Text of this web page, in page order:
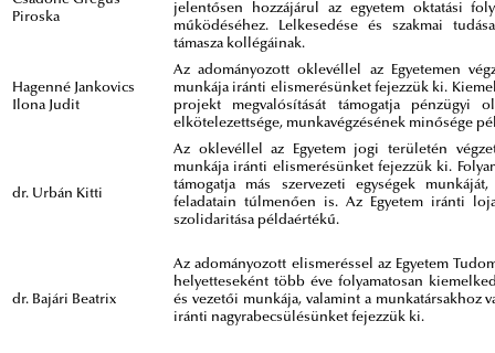
Piroska
jelentősen hozzájárul az egyetem oktatási
működéséhez. Lelkesedése és szakmai
támasza kollégáinak.
Hagenné Jankovics
Ilona Judit
Az adományozott oklevéllel az Egyetemen
munkája iránti elismerésünket fejezzük ki.
projekt megvalósítását támogatja pénzügyi
elkötelezettsége, munkavégzésének minősége
dr. Urbán Kitti
Az oklevéllel az Egyetem jogi területén
munkája iránti elismerésünket fejezzük ki.
támogatja más szervezeti egységek
feladatain túlmenően is. Az Egyetem iránti
szolidaritása példaértékű.
dr. Bajári Beatrix
Az adományozott elismeréssel az Egyetem
helyetteseként több éve folyamatosan
és vezetői munkája, valamint a munkatársakhoz
iránti nagyrabecsülésünket fejezzük ki.